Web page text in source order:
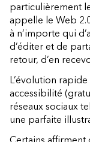
particulièrement
appelle le Web
à n’importe qui
d’éditer et de
retour, d’en
L’évolution
accessibilité
réseaux sociaux
une parfaite